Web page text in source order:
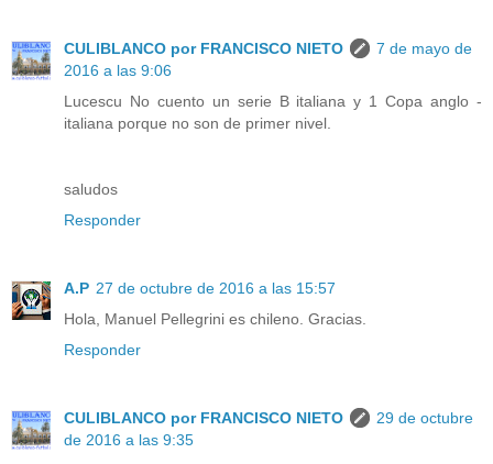
CULIBLANCO por FRANCISCO NIETO
7 de mayo de
2016 a las 9:06
Lucescu No cuento un serie B italiana y 1 Copa anglo -
italiana porque no son de primer nivel.
saludos
Responder
A.P 27 de octubre de 2016 a las 15:57
Hola, Manuel Pellegrini es chileno. Gracias.
Responder
CULIBLANCO por FRANCISCO NIETO
29 de octubre
de 2016 a las 9:35